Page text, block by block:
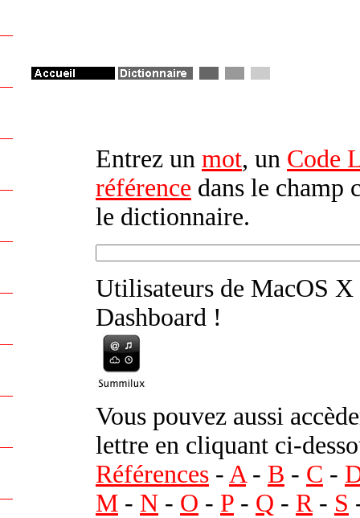
Entrez un mot, un Code
référence dans le champ
le dictionnaire.
Utilisateurs de MacOS X
Dashboard !
Vous pouvez aussi
lettre en cliquant ci-
Références - A- B - C -
M - N - O - P - Q - R- S